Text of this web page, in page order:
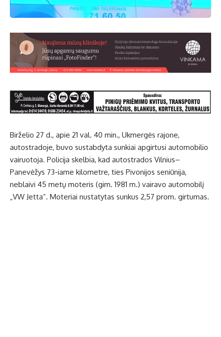
Birželio 27 d., apie 21 val. 40 min., Ukmergės rajone,
autostradoje, buvo sustabdyta sunkiai apgirtusi automobilio
vairuotoja. Policija skelbia, kad autostrados Vilnius–
Panevėžys 73-iame kilometre, ties Pivonijos seniūnija,
neblaivi 45 metų moteris (gim. 1981 m.) vairavo automobilį
„VW Jetta“. Moteriai nustatytas sunkus 2,57 prom. girtumas.